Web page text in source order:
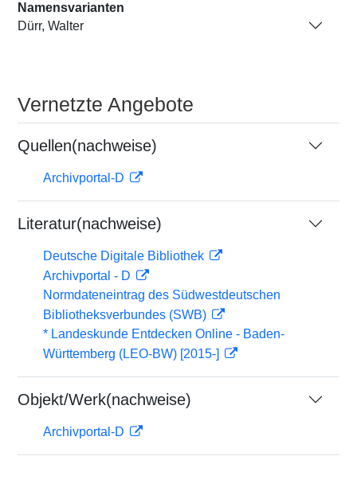
Namensvarianten
Dürr, Walter
Vernetzte Angebote
Quellen(nachweise)
Archivportal-D
Literatur(nachweise)
Deutsche Digitale Bibliothek
Archivportal - D
Normdateneintrag des Südwestdeutschen
Bibliotheksverbundes (SWB)
* Landeskunde Entdecken Online - Baden-
Württemberg (LEO-BW) [2015-]
Objekt/Werk(nachweise)
Archivportal-D